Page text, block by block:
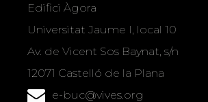
Edifici Àgora
Universitat Jaume I, local 10
Av. de Vicent Sos Baynat, s/n
12071 Castelló de la Plana
e-buc@vives.org